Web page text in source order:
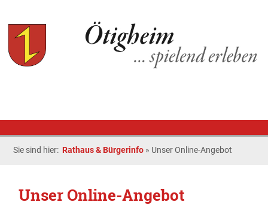
Sie sind hier: Rathaus & Bürgerinfo » Unser Online-Angebot
Unser Online-Angebot